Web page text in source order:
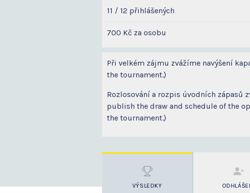
11 / 12 přihlášených
700 Kč za osobu
Při velkém zájmu zvážíme navýšení
the tournament.)
Rozlosování a rozpis úvodních zápasů
publish the draw and schedule of the
the tournament.)
VÝSLEDKY